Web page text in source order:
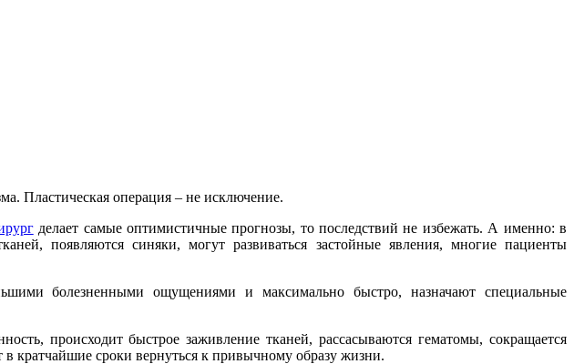
Пластическая операция – не исключение.
делает самые оптимистичные прогнозы, то последствий не избежать. А именно: в
появляются синяки, могут развиваться застойные явления, многие пациенты
болезненными ощущениями и максимально быстро, назначают специальные
происходит быстрое заживление тканей, рассасываются гематомы, сокращается
кратчайшие сроки вернуться к привычному образу жизни.